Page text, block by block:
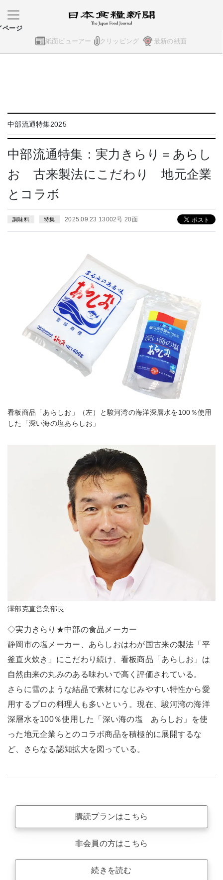
紙面ビューアー クリッピング 最新の紙面
ページ
中部流通特集2025
中部流通特集：実力きらり＝あらし
お 古来製法にこだわり 地元企業
とコラボ
調味料 特集 2025.09.23 13002号 20面
看板商品「あらしお」（左）と駿河湾の海洋深層水を100％使用
した「深い海の塩あらしお」
澤部克直営業部長
◇実力きらり★中部の食品メーカー
静岡市の塩メーカー、あらしおはわが国古来の製法「平
釜直火炊き」にこだわり続け、看板商品「あらしお」は
自然由来の丸みのある味わいで高く評価されている。
さらに雪のような結晶で素材になじみやすい特性から愛
用するプロの料理人も多いという。現在、駿河湾の海洋
深層水を100％使用した「深い海の塩 あらしお」を使
った地元企業らとのコラボ商品を積極的に展開するな
ど、さらなる認知拡大を図っている。
購読プランはこちら
非会員の方はこちら
続きを読む